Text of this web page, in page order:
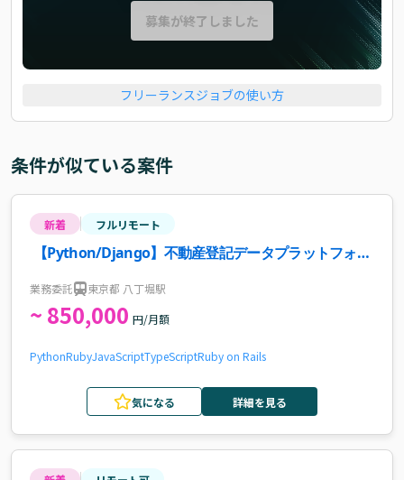
募集が終了しました
フリーランスジョブの使い方
条件が似ている案件
新着 フルリモート
【Python/Django】不動産登記データプラットフォー
業務委託 東京都 八丁堀駅
~ 850,000 円/月額
PythonRubyJavaScriptTypeScriptRuby on Rails
気になる 詳細を見る